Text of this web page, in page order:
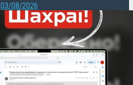
03/08/2026